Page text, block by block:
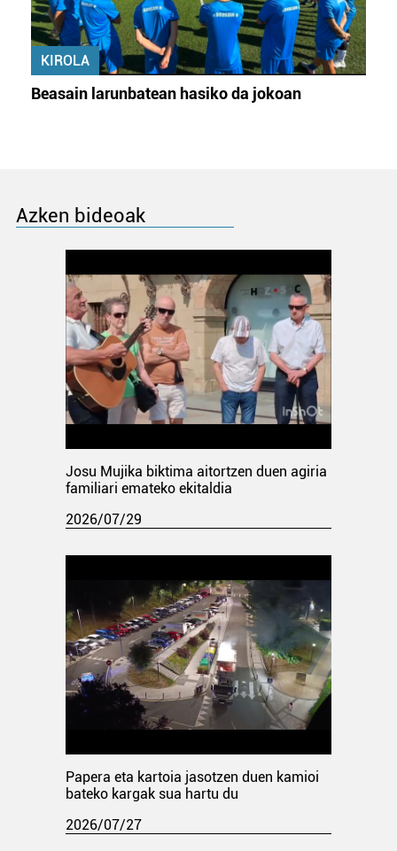
KIROLA
Beasain larunbatean hasiko da jokoan
Azken bideoak
Josu Mujika biktima aitortzen duen agiria
familiari emateko ekitaldia
2026/07/29
Papera eta kartoia jasotzen duen kamioi
bateko kargak sua hartu du
2026/07/27